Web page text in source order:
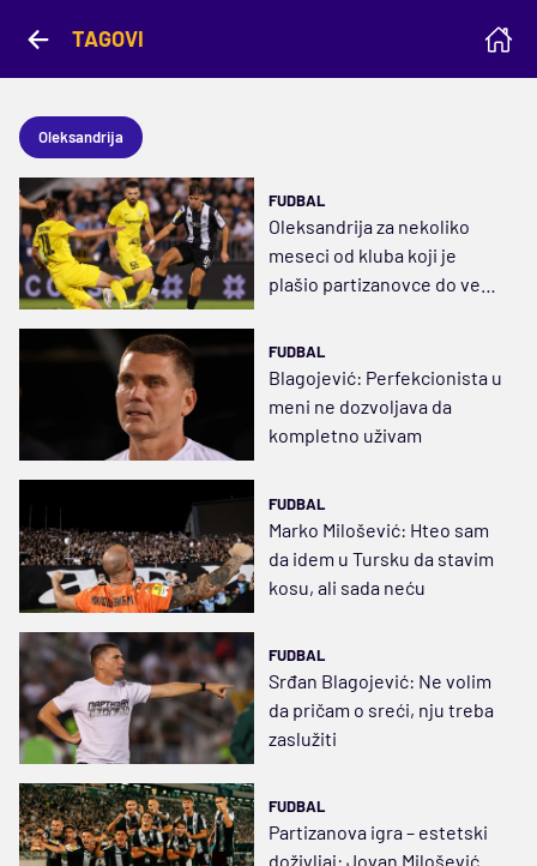
TAGOVI
Oleksandrija
FUDBAL
Oleksandrija za nekoliko
meseci od kluba koji je
plašio partizanovce do već
rang
FUDBAL
Blagojević: Perfekcionista u
meni ne dozvoljava da
kompletno uživam
FUDBAL
Marko Milošević: Hteo sam
da idem u Tursku da stavim
kosu, ali sada neću
FUDBAL
Srđan Blagojević: Ne volim
da pričam o sreći, nju treba
zaslužiti
FUDBAL
Partizanova igra – estetski
doživljaj: Jovan Milošević